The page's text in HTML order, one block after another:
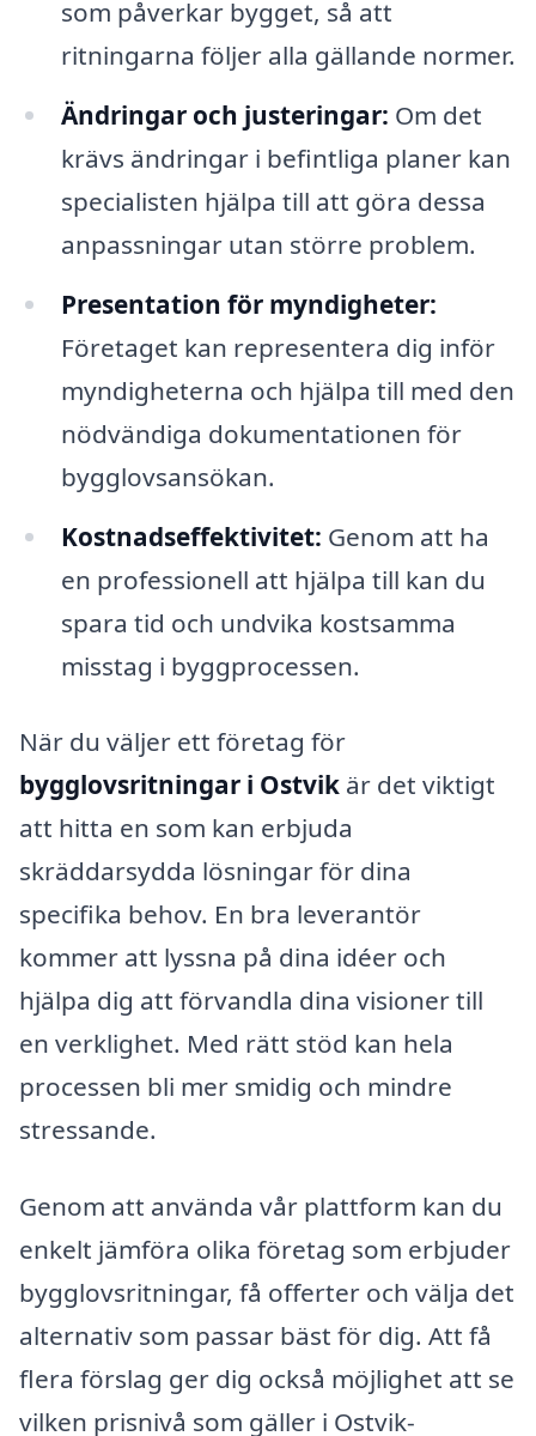
som påverkar bygget, så att
ritningarna följer alla gällande normer.
Ändringar och justeringar: Om det
krävs ändringar i befintliga planer kan
specialisten hjälpa till att göra dessa
anpassningar utan större problem.
Presentation för myndigheter:
Företaget kan representera dig inför
myndigheterna och hjälpa till med den
nödvändiga dokumentationen för
bygglovsansökan.
Kostnadseffektivitet: Genom att ha
en professionell att hjälpa till kan du
spara tid och undvika kostsamma
misstag i byggprocessen.
När du väljer ett företag för
bygglovsritningar i Ostvik är det viktigt
att hitta en som kan erbjuda
skräddarsydda lösningar för dina
specifika behov. En bra leverantör
kommer att lyssna på dina idéer och
hjälpa dig att förvandla dina visioner till
en verklighet. Med rätt stöd kan hela
processen bli mer smidig och mindre
stressande.
Genom att använda vår plattform kan du
enkelt jämföra olika företag som erbjuder
bygglovsritningar, få offerter och välja det
alternativ som passar bäst för dig. Att få
flera förslag ger dig också möjlighet att se
vilken prisnivå som gäller i Ostvik-